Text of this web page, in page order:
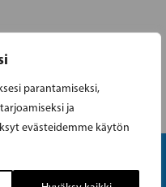
parantamiseksi,
ja
evästeidemme käytön